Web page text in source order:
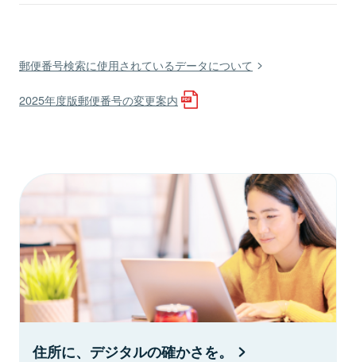
郵便番号検索に使用されているデータについて
2025年度版郵便番号の変更案内
住所に、デジタルの確かさを。